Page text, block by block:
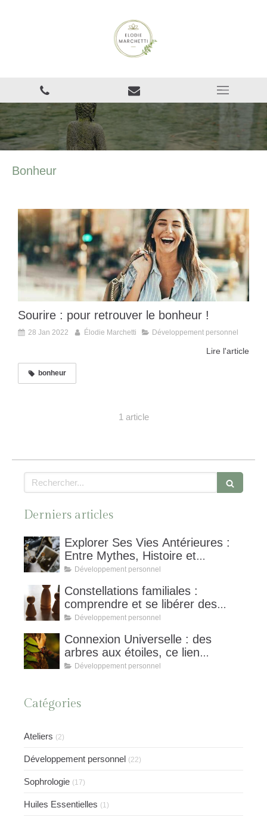
Bonheur
Sourire : pour retrouver le bonheur !
28 Jan 2022 Élodie Marchetti Développement personnel
Lire l'article
bonheur
1 article
Rechercher
Derniers articles
Explorer Ses Vies Antérieures :
Entre Mythes, Histoire et
Hypnose Spirituelle,
Développement personnel
Constellations familiales :
comprendre et se libérer des
schémas invisibles
Développement personnel
Connexion Universelle : des
arbres aux étoiles, ce lien
invisible qui nous unit et nourrit
Développement personnel
Catégories
Ateliers (2)
Développement personnel (22)
Sophrologie (17)
Huiles Essentielles (1)